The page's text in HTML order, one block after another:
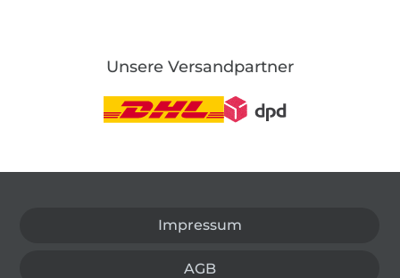
Unsere Versandpartner
Impressum
AGB